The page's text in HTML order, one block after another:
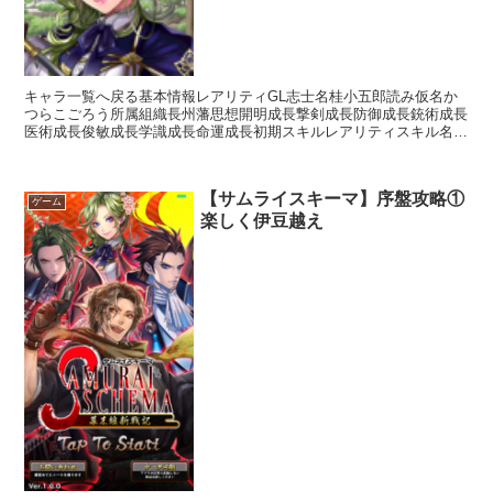
キャラ一覧へ戻る基本情報レアリティGL志士名桂小五郎読み仮名か
つらこごろう所属組織長州藩思想開明成長撃剣成長防御成長銃術成長
医術成長俊敏成長学識成長命運成長初期スキルレアリティスキル名ス
ゲーム
【サムライスキーマ】序盤攻略①
楽しく伊豆越え